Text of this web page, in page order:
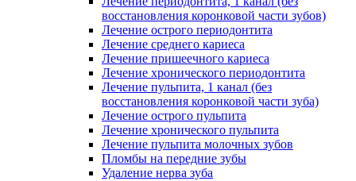
восстановления коронковой части зубов)
Лечение острого периодонтита
Лечение среднего кариеса
Лечение пришеечного кариеса
Лечение хронического периодонтита
Лечение пульпита, 1 канал (без
восстановления коронковой части зуба)
Лечение острого пульпита
Лечение хронического пульпита
Лечение пульпита молочных зубов
Пломбы на передние зубы
Удаление нерва зуба